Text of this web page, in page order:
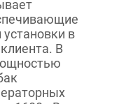
установки в
В